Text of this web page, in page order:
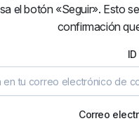
PISTOLA -TORCHA
TREGASKISS 550
Añadir al
el botón «Seguir». Esto
confirmación
Correo